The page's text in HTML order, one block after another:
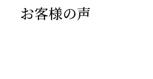
お客様の声